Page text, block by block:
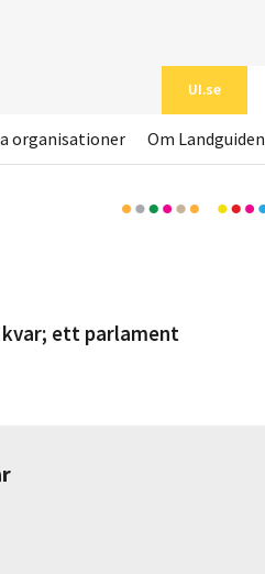
UI.se
organisationer Om Landguiden
ett parlament